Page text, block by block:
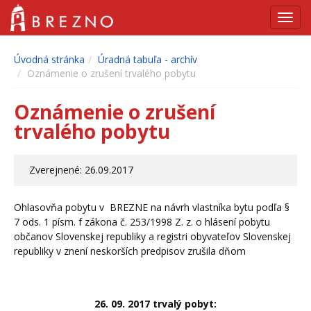
Úvodná stránka
Úradná tabuľa - archív
Oznámenie o zrušení trvalého pobytu
Oznámenie o zrušení
trvalého pobytu
Zverejnené: 26.09.2017
Ohlasovňa pobytu v BREZNE na návrh vlastníka bytu podľa §
7 ods. 1 písm. f zákona č. 253/1998 Z. z. o hlásení pobytu
občanov Slovenskej republiky a registri obyvateľov Slovenskej
republiky v znení neskorších predpisov zrušila dňom
26. 09. 2017 trvalý pobyt: